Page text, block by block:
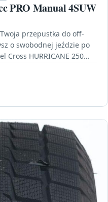
PRO Manual 4SUW
Twoja przepustka do off-
o swobodnej jeździe po
HURRICANE 250